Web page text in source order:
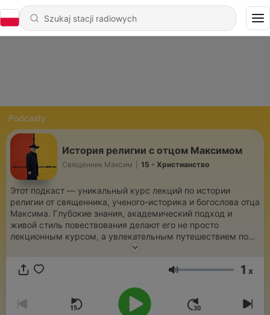
Podcasty
История религии с отцом Максимом
Священник Максим 15 - Христианство
Этот подкаст — уникальный курс лекций по истории
религии от священника, ученого-историка и богослова отца
Максима. Глубокие знания, академический подход и
живой стиль повествования делают его не просто
лекционным курсом, а увлекательным путешествием по
страницам религиозной истории. Как формировались
другие стали мировыми? Отец Максим помогает
взвешенный взгляд на сложные темы, опираясь на
исторические источники и научные исследования.
Głośność 1 x